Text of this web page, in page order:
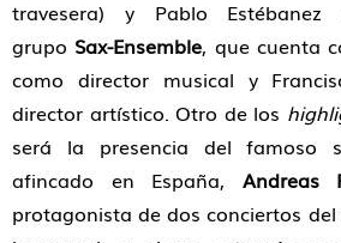
travesera) y Pablo
grupo Sax-Ensemble, que cuenta
como director musical y
director artístico. Otro de los
será la presencia del famoso
afincado en España, Andreas
protagonista de dos conciertos